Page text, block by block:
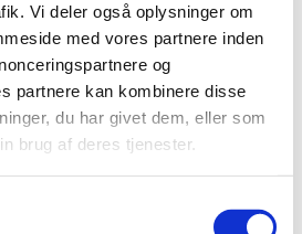
Vi deler også oplysninger om
med vores partnere inden
og
partnere kan kombinere disse
du har givet dem, eller som
brug af deres tjenester.
også kunne lide...